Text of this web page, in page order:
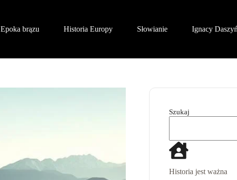
Epoka brązu Historia Europy Słowianie Ignacy
Szukaj
Historia jest ważna